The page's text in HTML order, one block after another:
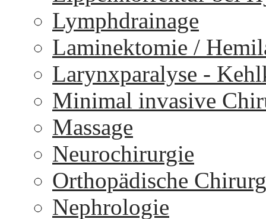
Lymphdrainage
Laminektomie /
Larynxparalyse -
Minimal invasive
Massage
Neurochirurgie
Orthopädische
Nephrologie